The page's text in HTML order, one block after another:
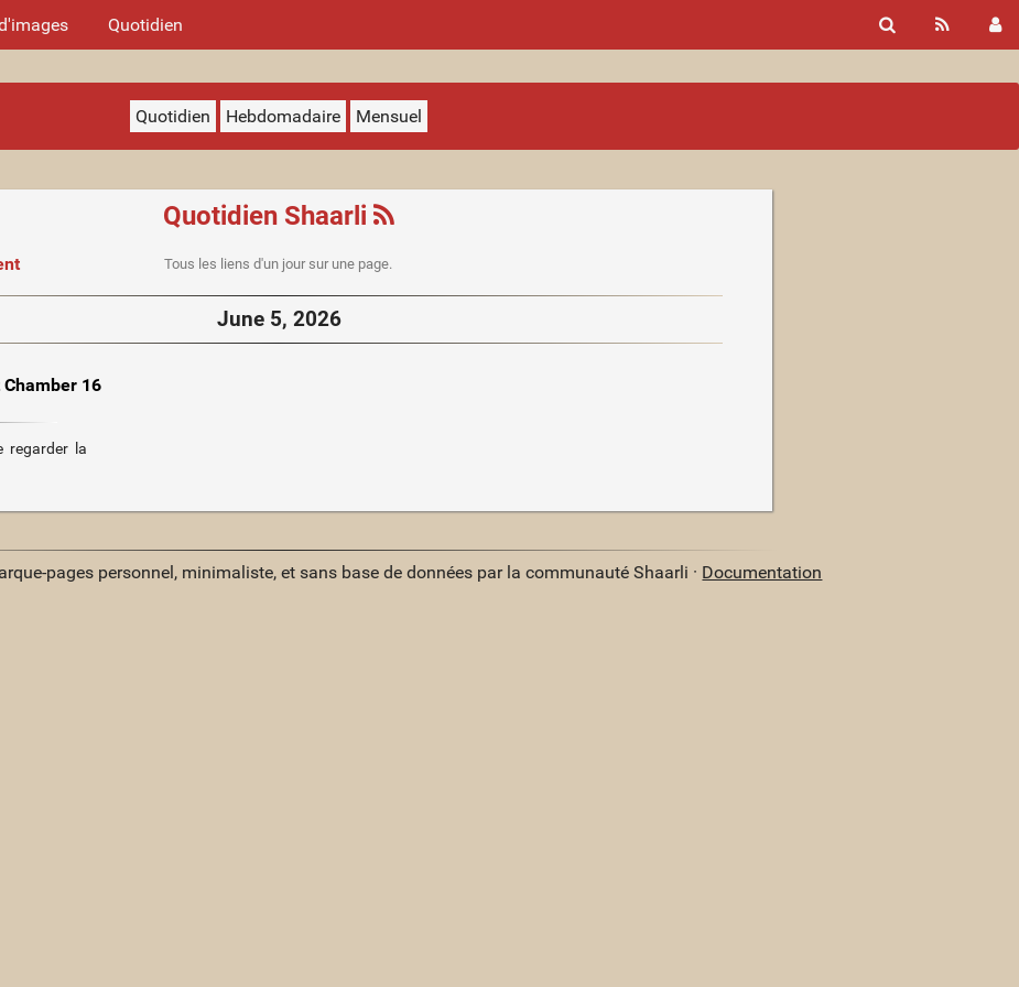
Quotidien
Quotidien Hebdomadaire Mensuel
Quotidien Shaarli
Tous les liens d'un jour sur une page.
June 5, 2026
16
regarder la
pages personnel, minimaliste, et sans base de données par la communauté Shaarli · Documentation